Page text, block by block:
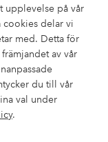
upplevelse på vår
cookies delar vi
med. Detta för
av vår
du till vår
val under
.
?